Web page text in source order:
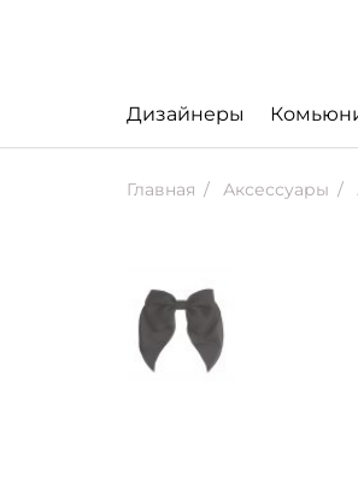
Дизайнеры
Главная Аксессуары